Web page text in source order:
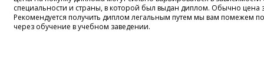
специальности и страны, в которой был выдан диплом. Обычно цена
Рекомендуется получить диплом легальным путем мы вам помежем
через обучение в учебном заведении.